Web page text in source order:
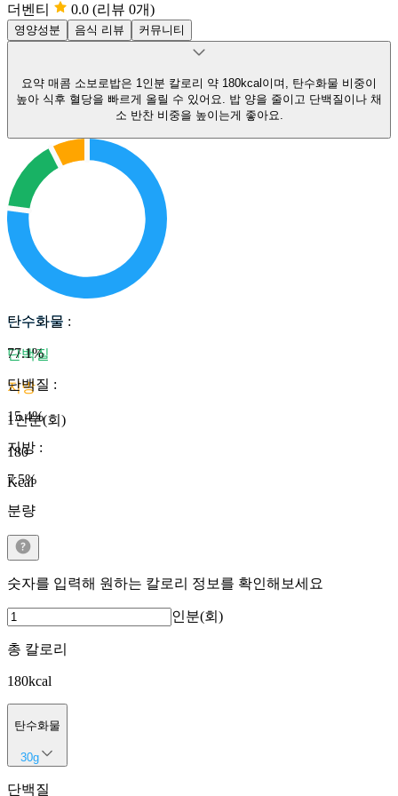
더벤티 0.0 (리뷰 0개)
영양성분 음식 리뷰 커뮤니티
요약 매콤 소보로밥은 1인분 칼로리 약 180kcal이며, 탄수화물 비중이
높아 식후 혈당을 빠르게 올릴 수 있어요. 밥 양을 줄이고 단백질이나 채
소 반찬 비중을 높이는게 좋아요.
탄수화물
단백질
지방
1인분(회)
180
Kcal
탄수화물 :
77.1%
단백질 :
15.4%
지방 :
7.5%
분량
숫자를 입력해 원하는 칼로리 정보를 확인해보세요
인분(회)
총 칼로리
180kcal
탄수화물
30g
단백질